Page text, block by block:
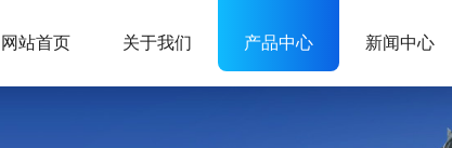
网站首页 关于我们 产品中心 新闻中心